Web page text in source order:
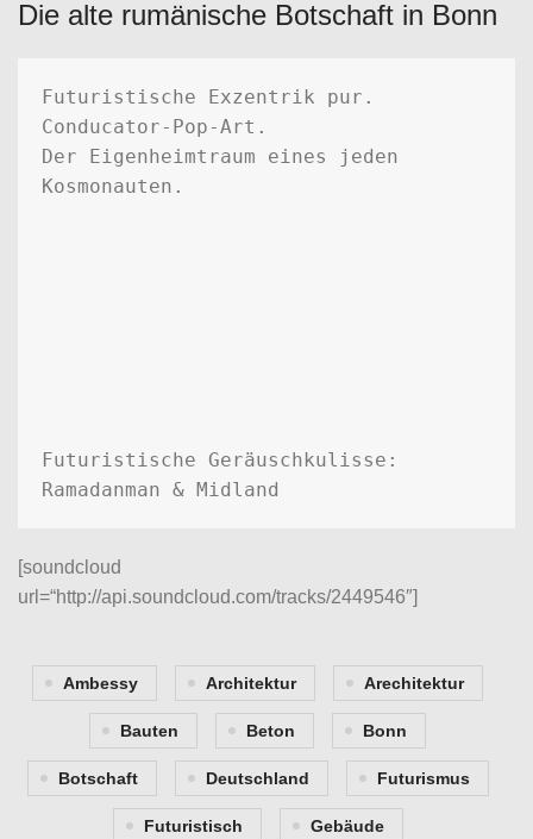
Die alte rumänische Botschaft in Bonn
Futuristische Exzentrik pur.
Conducator-Pop-Art.
Der Eigenheimtraum eines jeden
Kosmonauten.
Futuristische Geräuschkulisse:
[soundcloud
url=“http://api.soundcloud.com/tracks/2449546″]
Ambessy Architektur Arechitektur
Bauten Beton Bonn
Botschaft Deutschland Futurismus
Futuristisch Gebäude